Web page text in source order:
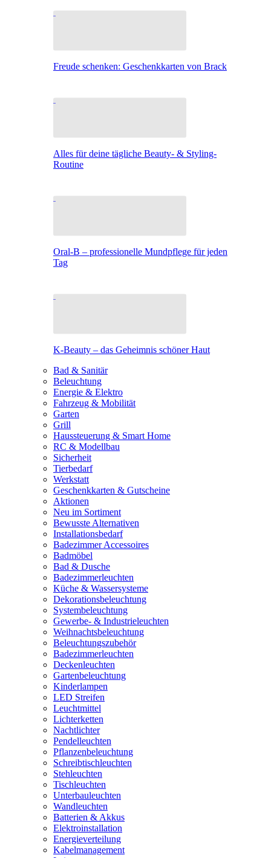
Freude schenken: Geschenkkarten von Brack
Alles für deine tägliche Beauty- & Styling-
Routine
Oral-B – professionelle Mundpflege für jeden
Tag
K-Beauty – das Geheimnis schöner Haut
Bad & Sanitär
Beleuchtung
Energie & Elektro
Fahrzeug & Mobilität
Garten
Grill
Haussteuerung & Smart Home
RC & Modellbau
Sicherheit
Tierbedarf
Werkstatt
Geschenkkarten & Gutscheine
Aktionen
Neu im Sortiment
Bewusste Alternativen
Installationsbedarf
Badezimmer Accessoires
Badmöbel
Bad & Dusche
Badezimmerleuchten
Küche & Wassersysteme
Dekorationsbeleuchtung
Systembeleuchtung
Gewerbe- & Industrieleuchten
Weihnachtsbeleuchtung
Beleuchtungszubehör
Badezimmerleuchten
Deckenleuchten
Gartenbeleuchtung
Kinderlampen
LED Streifen
Leuchtmittel
Lichterketten
Nachtlichter
Pendelleuchten
Pflanzenbeleuchtung
Schreibtischleuchten
Stehleuchten
Tischleuchten
Unterbauleuchten
Wandleuchten
Batterien & Akkus
Elektroinstallation
Energieverteilung
Kabelmanagement